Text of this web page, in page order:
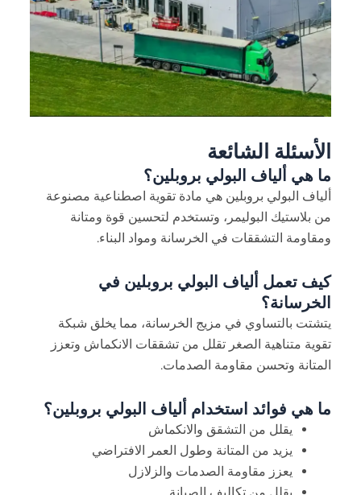
الأسئلة الشائعة
ما هي ألياف البولي بروبلين؟
ألياف البولي بروبلين هي مادة تقوية اصطناعية مصنوعة
من بلاستيك البوليمر، وتستخدم لتحسين قوة ومتانة
ومقاومة التشققات في الخرسانة ومواد البناء.
كيف تعمل ألياف البولي بروبلين في
الخرسانة؟
يتشتت بالتساوي في مزيج الخرسانة، مما يخلق شبكة
تقوية متناهية الصغر تقلل من تشققات الانكماش وتعزز
المتانة وتحسن مقاومة الصدمات.
ما هي فوائد استخدام ألياف البولي بروبلين؟
يقلل من التشقق والانكماش
يزيد من المتانة وطول العمر الافتراضي
يعزز مقاومة الصدمات والزلازل